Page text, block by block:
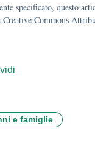
specificato, questo
Commons
e famiglie